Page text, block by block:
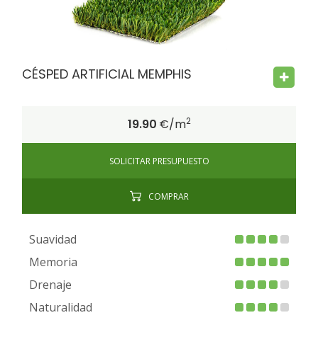
CÉSPED ARTIFICIAL MEMPHIS
19.90 €/m2
SOLICITAR PRESUPUESTO
COMPRAR
Suavidad
Memoria
Drenaje
Naturalidad